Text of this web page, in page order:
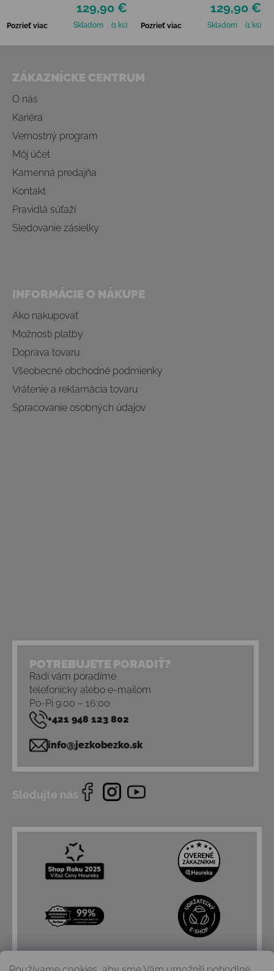
FIREBEAR DRAGON129,90 €
Pozrieť viac Skladom (1 ks)
PONYBEARADISE129,90 €
Pozrieť viac Skladom (1 ks)
ZÁKAZNÍCKE CENTRUM
O nás
Kariéra
Vernostný program
Môj účet
Kamenná predajňa
Kontakt
Pravidlá súťaží
Sledovanie zásielky
INFORMÁCIE O NÁKUPE
Ako nakupovať
Možnosti platby
Doprava tovaru
Všeobecné obchodné podmienky
Vrátenie a reklamácia tovaru
Spracovanie osobných údajov
POTREBUJETE PORADIŤ?
Radi vám poradíme
telefonicky alebo e-mailom
Po-Pi 9:00 – 16:00
+421 948 123 802
info@jezkobezko.sk
Sledujte nás